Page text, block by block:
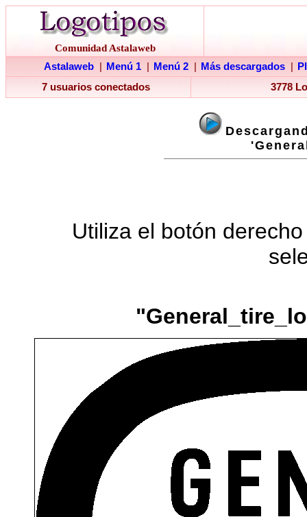
Comunidad Astalaweb
Astalaweb
Menú 1 Menú 2 Más descargados
7 usuarios conectados
3778
Utiliza el botón